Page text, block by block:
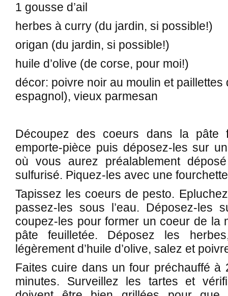
1 gousse d’ail
herbes à curry (du jardin, si possible!)
origan (du jardin, si possible!)
huile d’olive (de corse, pour moi!)
décor: poivre noir au moulin et paillettes
espagnol), vieux parmesan
Découpez des coeurs dans la pâte
emporte-pièce puis déposez-les sur
où vous aurez préalablement
sulfurisé. Piquez-les avec une
Tapissez les coeurs de pesto.
passez-les sous l’eau. Déposez-les
coupez-les pour former un coeur de la
pâte feuilletée. Déposez les
légèrement d’huile d’olive, salez et
Faites cuire dans un four préchauffé à
minutes. Surveillez les tartes et